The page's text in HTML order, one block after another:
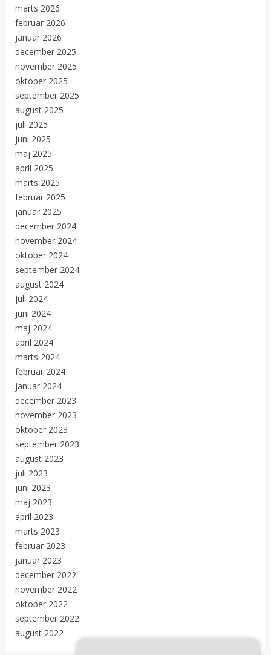
marts 2026
februar 2026
januar 2026
december 2025
november 2025
oktober 2025
september 2025
august 2025
juli 2025
juni 2025
maj 2025
april 2025
marts 2025
februar 2025
januar 2025
december 2024
november 2024
oktober 2024
september 2024
august 2024
juli 2024
juni 2024
maj 2024
april 2024
marts 2024
februar 2024
januar 2024
december 2023
november 2023
oktober 2023
september 2023
august 2023
juli 2023
juni 2023
maj 2023
april 2023
marts 2023
februar 2023
januar 2023
december 2022
november 2022
oktober 2022
september 2022
august 2022